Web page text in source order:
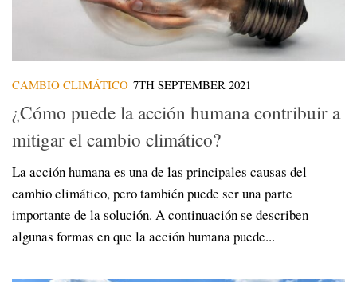
CAMBIO CLIMÁTICO 7TH SEPTEMBER 2021
¿Cómo puede la acción humana contribuir a
mitigar el cambio climático?
La acción humana es una de las principales causas del
cambio climático, pero también puede ser una parte
importante de la solución. A continuación se describen
algunas formas en que la acción humana puede...